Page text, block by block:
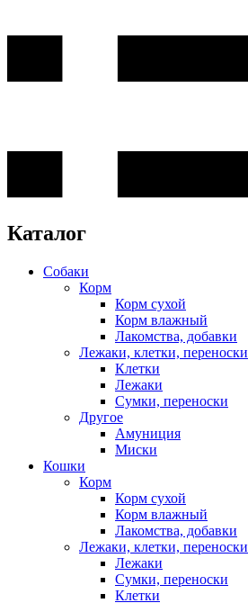
Каталог
Собаки
Корм
Корм сухой
Корм влажный
Лакомства, добавки
Лежаки, клетки, переноски
Клетки
Лежаки
Сумки, переноски
Другое
Амуниция
Миски
Кошки
Корм
Корм сухой
Корм влажный
Лакомства, добавки
Лежаки, клетки, переноски
Лежаки
Сумки, переноски
Клетки